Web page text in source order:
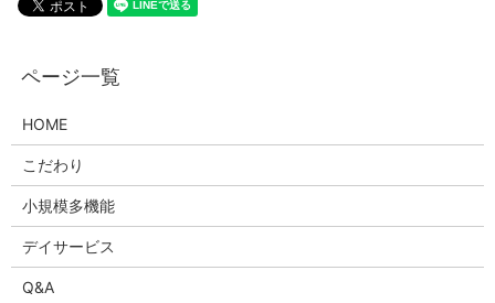
HOME
こだわり
小規模多機能
デイサービス
Q&A